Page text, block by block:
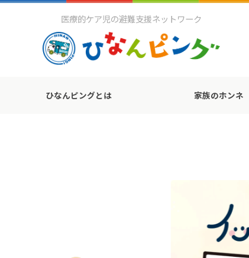
医療的ケア児の避難支援ネットワーク
ひなんピングとは 家族のホンネ